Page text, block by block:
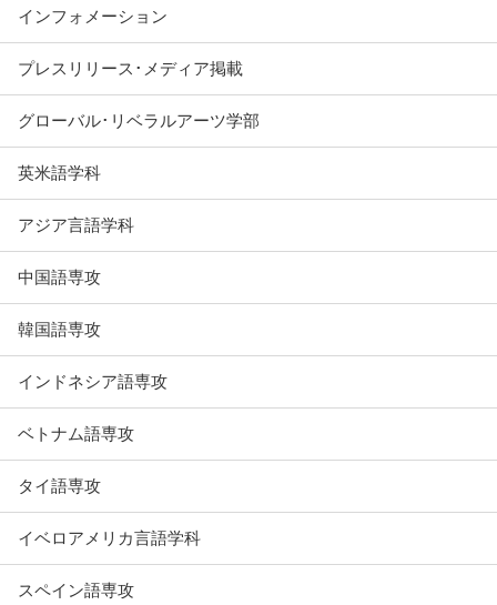
インフォメーション
プレスリリース･メディア掲載
グローバル･リベラルアーツ学部
英米語学科
アジア言語学科
中国語専攻
韓国語専攻
インドネシア語専攻
ベトナム語専攻
タイ語専攻
イベロアメリカ言語学科
スペイン語専攻